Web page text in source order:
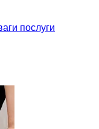
послуги